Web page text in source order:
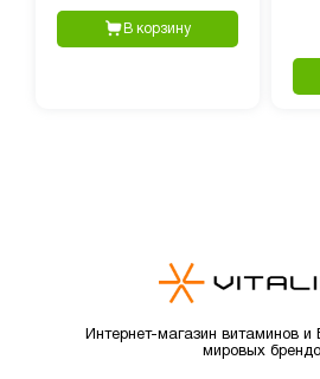
В корзину
Интернет-магазин витаминов
мировых